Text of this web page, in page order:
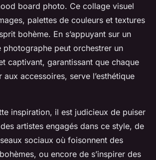
board photo. Ce collage visuel
palettes de couleurs et textures
bohème. En s’appuyant sur un
peut orchestrer un
captivant, garantissant que chaque
accessoires, serve l’esthétique
inspiration, il est judicieux de puiser
artistes engagés dans ce style, de
sociaux où foisonnent des
ou encore de s’inspirer des